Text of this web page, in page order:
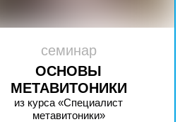
семинар
ОСНОВЫ
МЕТАВИТОНИКИ
из курса «Специалист
метавитоники»